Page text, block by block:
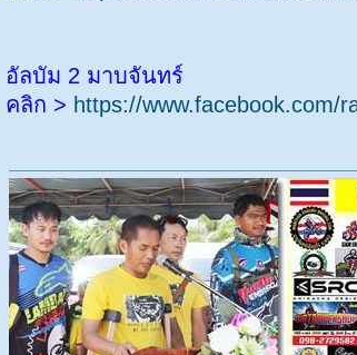
อัลบัม 2 มาบจันทร์
คลิก > https://www.facebook.com/